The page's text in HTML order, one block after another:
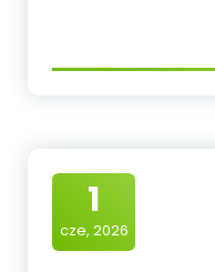
1
cze, 2026